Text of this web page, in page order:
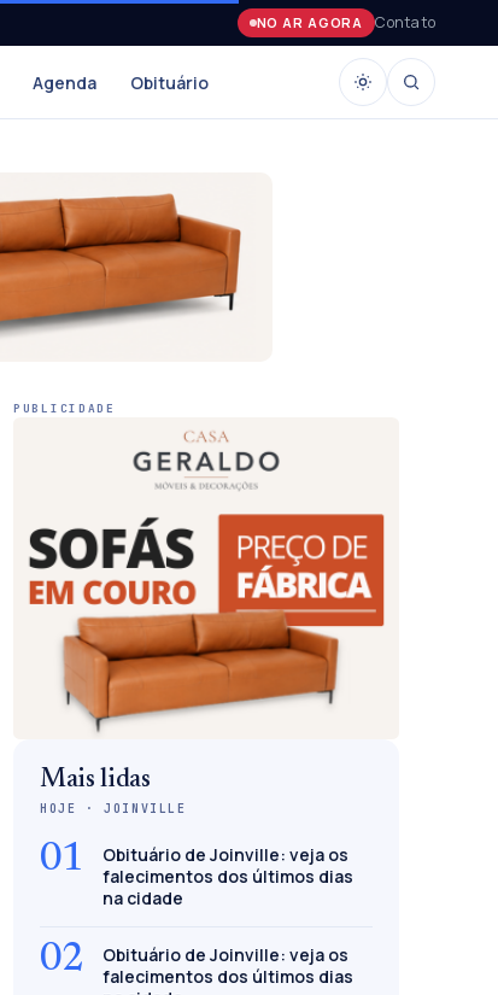
NO AR AGORA Contato
Agenda Obituário
PUBLICIDADE
Mais lidas
HOJE · JOINVILLE
01
Obituário de Joinville: veja os
falecimentos dos últimos dias
na cidade
02
Obituário de Joinville: veja os
falecimentos dos últimos dias